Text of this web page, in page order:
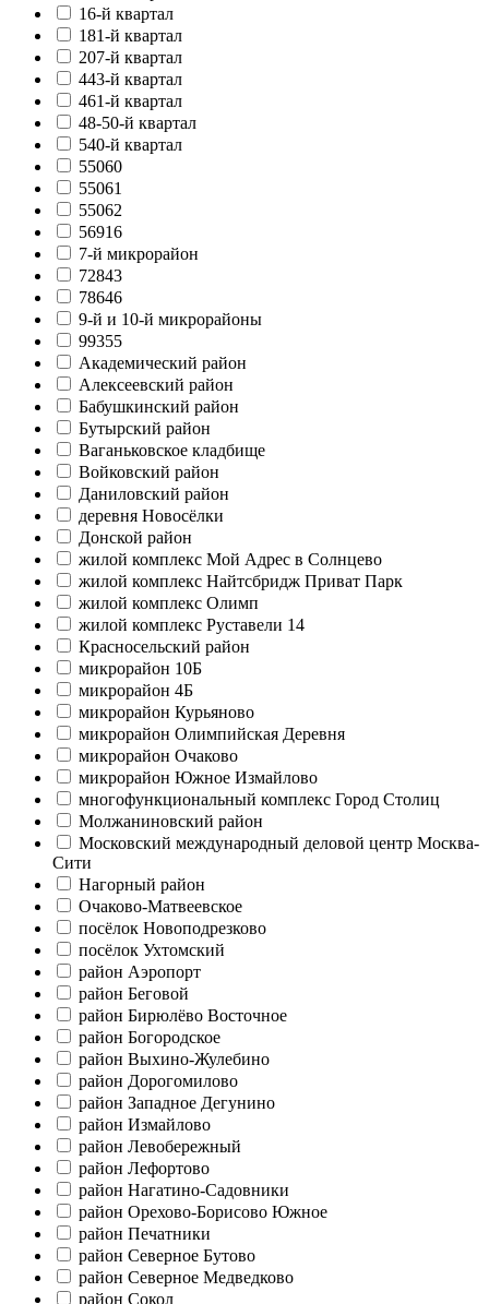
16-й квартал
181-й квартал
207-й квартал
443-й квартал
461-й квартал
48-50-й квартал
540-й квартал
55060
55061
55062
56916
7-й микрорайон
72843
78646
9-й и 10-й микрорайоны
99355
Академический район
Алексеевский район
Бабушкинский район
Бутырский район
Ваганьковское кладбище
Войковский район
Даниловский район
деревня Новосёлки
Донской район
жилой комплекс Мой Адрес в Солнцево
жилой комплекс Найтсбридж Приват Парк
жилой комплекс Олимп
жилой комплекс Руставели 14
Красносельский район
микрорайон 10Б
микрорайон 4Б
микрорайон Курьяново
микрорайон Олимпийская Деревня
микрорайон Очаково
микрорайон Южное Измайлово
многофункциональный комплекс Город Столиц
Молжаниновский район
Московский международный деловой центр Москва-
Сити
Нагорный район
Очаково-Матвеевское
посёлок Новоподрезково
посёлок Ухтомский
район Аэропорт
район Беговой
район Бирюлёво Восточное
район Богородское
район Выхино-Жулебино
район Дорогомилово
район Западное Дегунино
район Измайлово
район Левобережный
район Лефортово
район Нагатино-Садовники
район Орехово-Борисово Южное
район Печатники
район Северное Бутово
район Северное Медведково
район Сокол